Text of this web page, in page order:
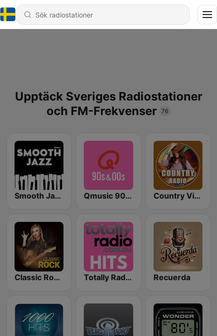
Upptäck Sveriges Radiostationer
och FM-Frekvenser 76
Smooth Jazz - Groov Qmusic 90's & 00's Country Vibes
Classic Rock Station Totally Radio Hits Recuerda